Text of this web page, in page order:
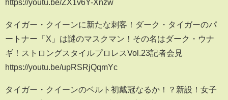
https://youtu.be/ZX1v6Y-Xnzw
タイガー・クイーンに新たな刺客！ダーク・タイガーのパ
ートナー「X」は謎のマスクマン！その名はダーク・ウナ
ギ！ストロングスタイルプロレスVol.23記者会見
https://youtu.be/upRSRjQqmYc
タイガー・クイーンのベルト初戴冠なるか！？新設！女子